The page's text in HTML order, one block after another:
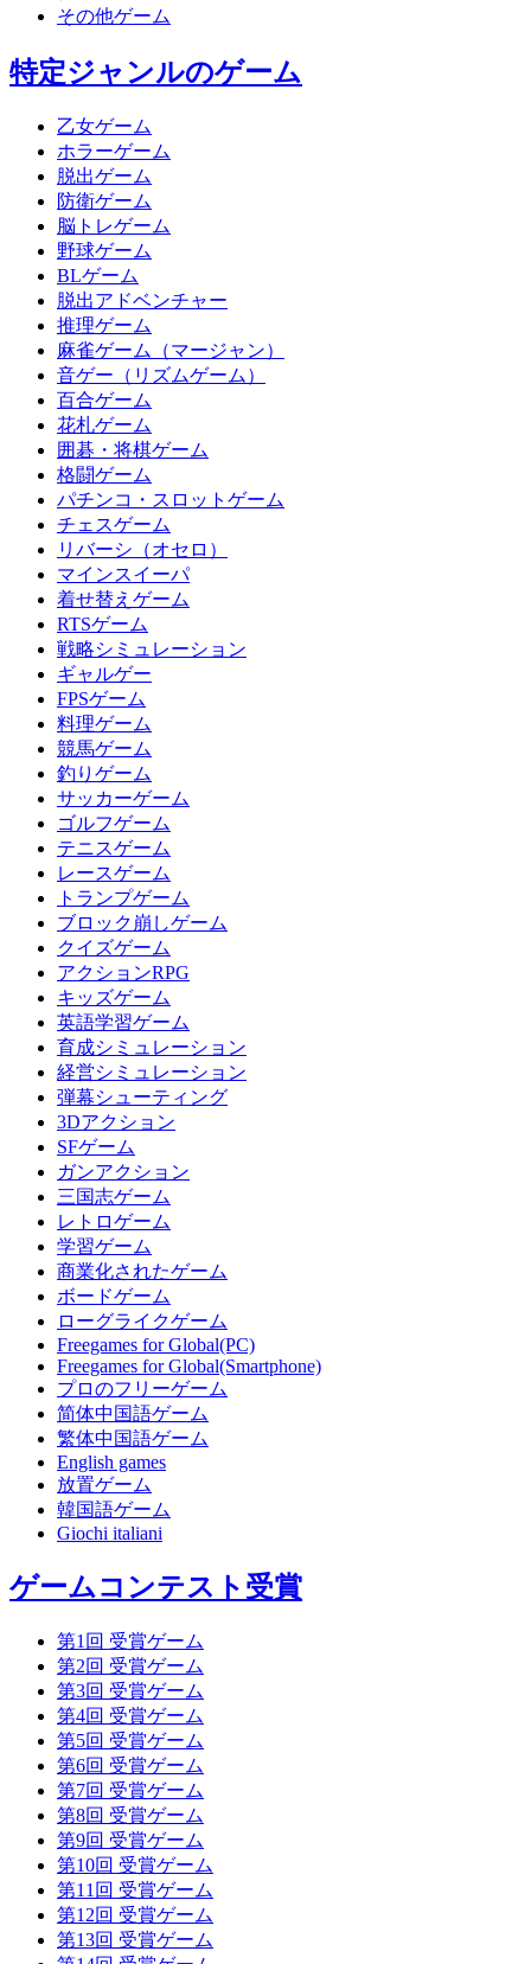
その他ゲーム
特定ジャンルのゲーム
乙女ゲーム
ホラーゲーム
脱出ゲーム
防衛ゲーム
脳トレゲーム
野球ゲーム
BLゲーム
脱出アドベンチャー
推理ゲーム
麻雀ゲーム（マージャン）
音ゲー（リズムゲーム）
百合ゲーム
花札ゲーム
囲碁・将棋ゲーム
格闘ゲーム
パチンコ・スロットゲーム
チェスゲーム
リバーシ（オセロ）
マインスイーパ
着せ替えゲーム
RTSゲーム
戦略シミュレーション
ギャルゲー
FPSゲーム
料理ゲーム
競馬ゲーム
釣りゲーム
サッカーゲーム
ゴルフゲーム
テニスゲーム
レースゲーム
トランプゲーム
ブロック崩しゲーム
クイズゲーム
アクションRPG
キッズゲーム
英語学習ゲーム
育成シミュレーション
経営シミュレーション
弾幕シューティング
3Dアクション
SFゲーム
ガンアクション
三国志ゲーム
レトロゲーム
学習ゲーム
商業化されたゲーム
ボードゲーム
ローグライクゲーム
Freegames for Global(PC)
Freegames for Global(Smartphone)
プロのフリーゲーム
简体中国語ゲーム
繁体中国語ゲーム
English games
放置ゲーム
韓国語ゲーム
Giochi italiani
ゲームコンテスト受賞
第1回 受賞ゲーム
第2回 受賞ゲーム
第3回 受賞ゲーム
第4回 受賞ゲーム
第5回 受賞ゲーム
第6回 受賞ゲーム
第7回 受賞ゲーム
第8回 受賞ゲーム
第9回 受賞ゲーム
第10回 受賞ゲーム
第11回 受賞ゲーム
第12回 受賞ゲーム
第13回 受賞ゲーム